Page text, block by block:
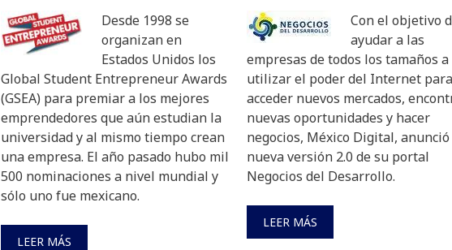
Desde 1998 se
organizan en
Estados Unidos los
Global Student Entrepreneur Awards
(GSEA) para premiar a los mejores
emprendedores que aún estudian la
universidad y al mismo tiempo crean
una empresa. El año pasado hubo mil
500 nominaciones a nivel mundial y
sólo uno fue mexicano.
LEER MÁS
Con el objetivo
ayudar a las
empresas de todos los tamaños a
utilizar el poder del Internet para
acceder nuevos mercados,
nuevas oportunidades y hacer
negocios, México Digital,
nueva versión 2.0 de su portal
Negocios del Desarrollo.
LEER MÁS